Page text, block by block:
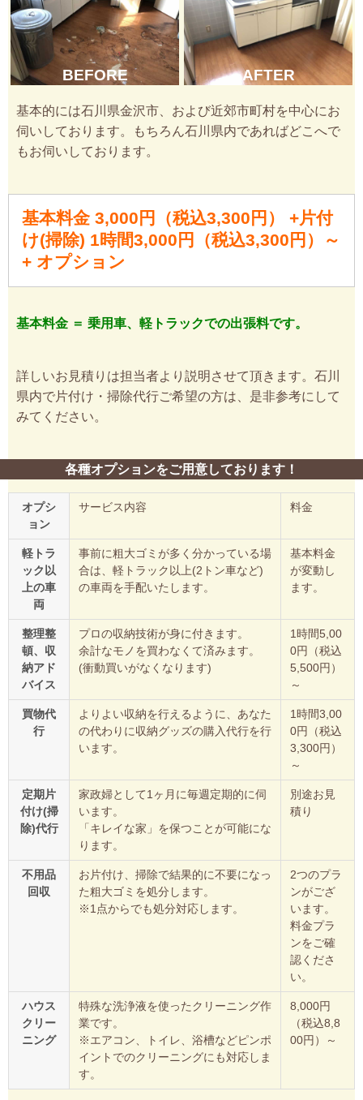
BEFORE AFTER
基本的には石川県金沢市、および近郊市町村を中心にお
伺いしております。もちろん石川県内であればどこへで
もお伺いしております。
基本料金 3,000円（税込3,300円） +片付
け(掃除) 1時間3,000円（税込3,300円）～
+ オプション
基本料金 ＝ 乗用車、軽トラックでの出張料です。
詳しいお見積りは担当者より説明させて頂きます。石川
県内で片付け・掃除代行ご希望の方は、是非参考にして
みてください。
各種オプションをご用意しております！
オプシ
ョン
サービス内容 料金
軽トラ
ック以
上の車
両
事前に粗大ゴミが多く分かっている場
合は、軽トラック以上(2トン車など)
の車両を手配いたします。
基本料金
が変動し
ます。
整理整
頓、収
納アド
バイス
プロの収納技術が身に付きます。
余計なモノを買わなくて済みます。
(衝動買いがなくなります)
1時間5,00
0円（税込
5,500円）
～
買物代
行
よりよい収納を行えるように、あなた
の代わりに収納グッズの購入代行を行
います。
1時間3,00
0円（税込
3,300円）
～
定期片
付け(掃
除)代行
家政婦として1ヶ月に毎週定期的に伺
います。
「キレイな家」を保つことが可能にな
ります。
別途お見
積り
不用品
回収
お片付け、掃除で結果的に不要になっ
た粗大ゴミを処分します。
※1点からでも処分対応します。
2つのプラ
ンがござ
います。
料金プラ
ンをご確
認くださ
い。
ハウス
クリー
ニング
特殊な洗浄液を使ったクリーニング作
業です。
※エアコン、トイレ、浴槽などピンポ
イントでのクリーニングにも対応しま
す。
8,000円
（税込8,8
00円）～